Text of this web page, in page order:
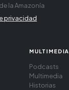
la Amazonía
privacidad
MULTIMEDIA
Podcasts
Multimedia
Historias